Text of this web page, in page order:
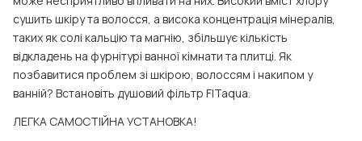
сушить шкіру та волосся, а висока концентрація мінералів,
таких як солі кальцію та магнію, збільшує кількість
відкладень на фурнітурі ванної кімнати та плитці. Як
позбавитися проблем зі шкірою, волоссям і накипом у
ванній? Встановіть душовий фільтр FITaqua.
ЛЕГКА САМОСТІЙНА УСТАНОВКА!